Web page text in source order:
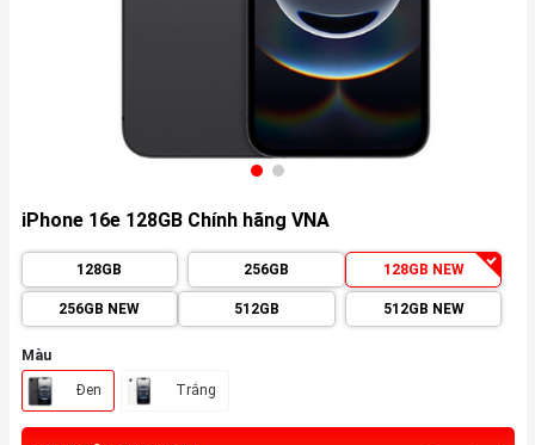
iPhone 16e 128GB Chính hãng VNA
128GB 256GB 128GB NEW
256GB NEW 512GB 512GB NEW
Màu
Đen Trắng